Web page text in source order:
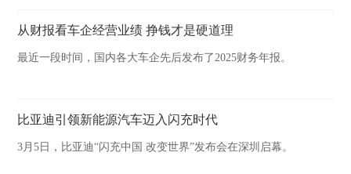
从财报看车企经营业绩 挣钱才是硬道理
最近一段时间，国内各大车企先后发布了2025财务年报。
比亚迪引领新能源汽车迈入闪充时代
3月5日，比亚迪“闪充中国 改变世界”发布会在深圳启幕。